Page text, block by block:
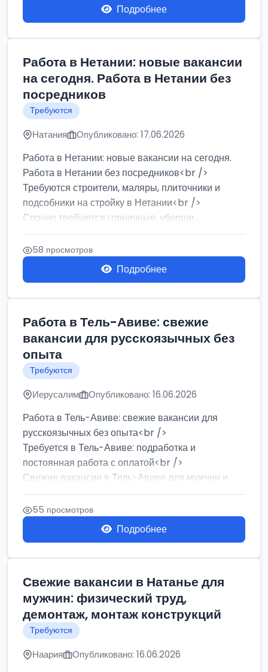
Подробнее
Работа в Нетании: новые вакансии
на сегодня. Работа в Нетании без
посредников
Требуются
Натания Опубликовано: 17.06.2026
Работа в Нетании: новые вакансии на сегодня.
Работа в Нетании без посредников<br />
Требуются строители, маляры, плиточники и
подсобники на стройку в Нетании<br />
Срочно требуются горничные, уборщи...
58 просмотров
Подробнее
Работа в Тель-Авиве: свежие
вакансии для русскоязычных без
опыта
Требуются
Иерусалим Опубликовано: 16.06.2026
Работа в Тель-Авиве: свежие вакансии для
русскоязычных без опыта<br />
Требуется в Тель-Авиве: подработка и
постоянная работа с оплатой<br />
Свежие вакансии в Тель-Авиве для мужчин и
женщин от хозя...
55 просмотров
Подробнее
Свежие вакансии в Натанье для
мужчин: физический труд,
демонтаж, монтаж конструкций
Требуются
Наария Опубликовано: 16.06.2026